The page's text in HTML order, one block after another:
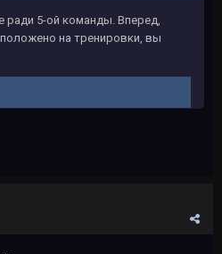
5-ой команды. Вперед,
на тренировки, вы